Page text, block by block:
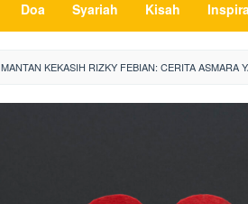
Doa Syariah Kisah
MANTAN KEKASIH RIZKY FEBIAN: CERITA ASMARA